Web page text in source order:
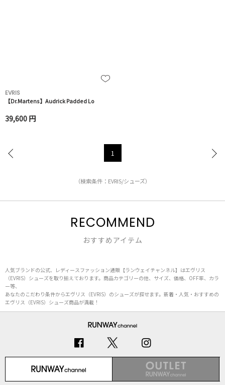
EVRIS
【Dr.Martens】Audrick Padded Lo
39,600 円
1
（検索条件：EVRIS/シューズ）
RECOMMEND
おすすめアイテム
人気ブランドの公式、レディースファッション通販【ランウェイチャンネル】はエヴリス
（EVRIS）シューズを取り揃えております。商品カテゴリーの他、サイズ、価格、OFF率、カラ
ー等、
あなたのこだわり条件からエヴリス（EVRIS）のシューズが探せます。新着・人気・おすすめの
エヴリス（EVRIS）シューズ商品が満載！